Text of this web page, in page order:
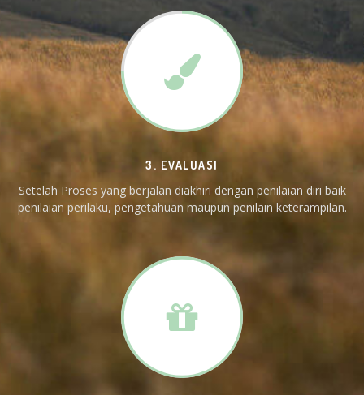
3. EVALUASI
Setelah Proses yang berjalan diakhiri dengan penilaian diri baik
penilaian perilaku, pengetahuan maupun penilain keterampilan.